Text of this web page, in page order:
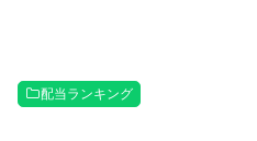
配当ランキング